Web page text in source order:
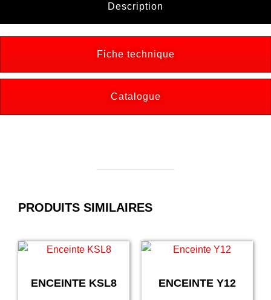
Description
Fiche technique
Catalogue
PRODUITS SIMILAIRES
ENCEINTE KSL8 ENCEINTE Y12